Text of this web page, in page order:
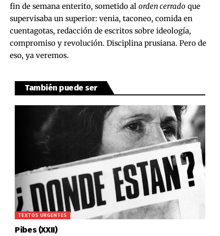
fin de semana enterito, sometido al orden cerrado que
supervisaba un superior: venia, taconeo, comida en
cuentagotas, redacción de escritos sobre ideología,
compromiso y revolución. Disciplina prusiana. Pero de
eso, ya veremos.
También puede ser
TEXTOS URGENTES
Pibes (XXII)